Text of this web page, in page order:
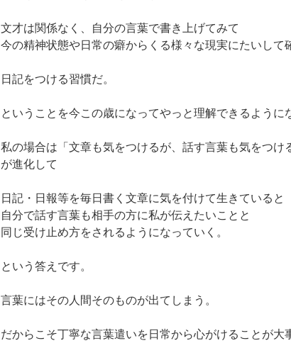
文才は関係なく、自分の言葉で書き上げてみて
今の精神状態や日常の癖からくる様々な現実にたいして
日記をつける習慣だ。
ということを今この歳になってやっと理解できるように
私の場合は「文章も気をつけるが、話す言葉も気をつけ
が進化して
日記・日報等を毎日書く文章に気を付けて生きていると
自分で話す言葉も相手の方に私が伝えたいことと
同じ受け止め方をされるようになっていく。
という答えです。
言葉にはその人間そのものが出てしまう。
だからこそ丁寧な言葉遣いを日常から心がけることが大